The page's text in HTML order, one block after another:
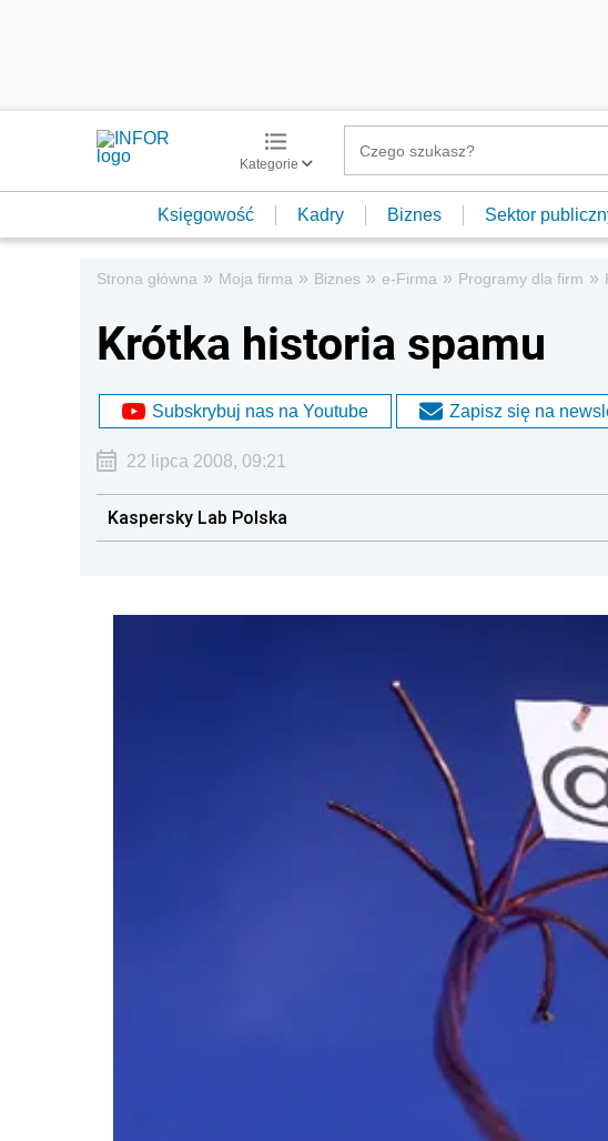
Kategorie
Księgowość Kadry Biznes Sektor
Strona główna » Moja firma » Biznes » e-Firma » Programy dla firm »
Krótka historia spamu
Subskrybuj nas na Youtube Zapisz się na
22 lipca 2008, 09:21
Kaspersky Lab Polska